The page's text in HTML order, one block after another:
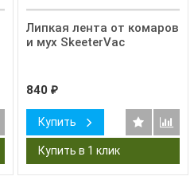
Липкая лента от комаров
и мух SkeeterVac
840 ₽
Купить